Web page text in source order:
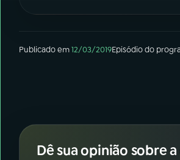
Publicado em12/03/2019Episódiodo
Dê sua opinião sobre